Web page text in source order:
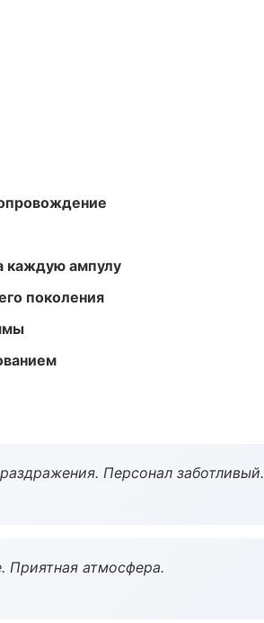
каждую ампулу
поколения
Персонал заботливый.
атмосфера.